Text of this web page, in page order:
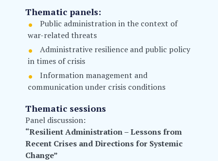
Thematic panels:
Public administration in the context of
war-related threats
Administrative resilience and public policy
in times of crisis
Information management and
communication under crisis conditions
Thematic sessions
Panel discussion:
“Resilient Administration – Lessons from
Recent Crises and Directions for Systemic
Change”